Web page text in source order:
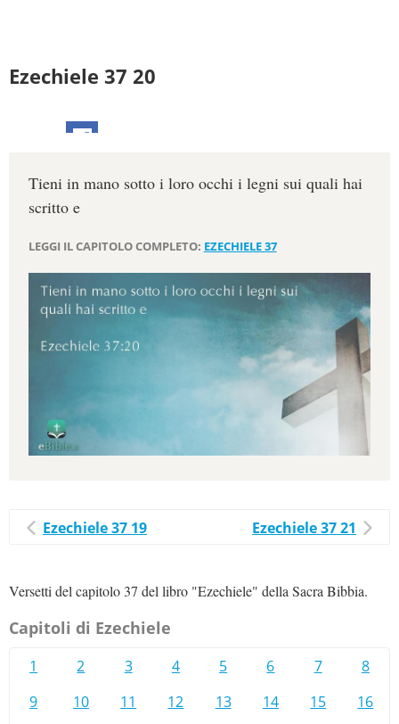
Ezechiele 37 20
Tieni in mano sotto i loro occhi i legni sui quali hai
scritto e
LEGGI IL CAPITOLO COMPLETO: EZECHIELE 37
Ezechiele 37 19 Ezechiele 37 21
Versetti del capitolo 37 del libro "Ezechiele" della Sacra Bibbia.
Capitoli di Ezechiele
1 2 3 4 5 6 7
8
9
10 11 12 13 14 15
16